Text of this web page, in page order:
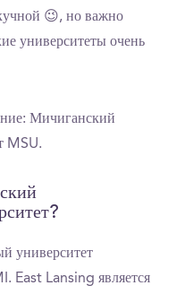
😉, но важно
университеты очень
Мичиганский
MSU.
университет
East Lansing является